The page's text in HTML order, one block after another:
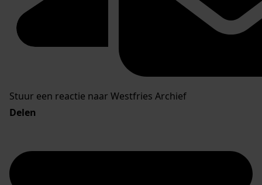
Stuur een reactie naar Westfries Archief
Delen